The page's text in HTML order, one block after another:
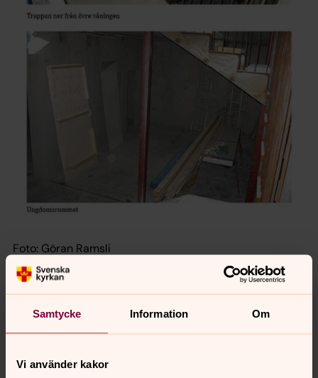
Samtycke Information Om
Vi använder kakor
Foto: Göran Ramsli